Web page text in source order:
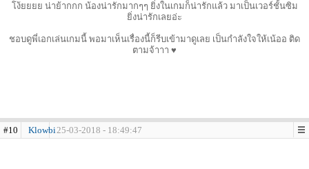
โง้ยยยย น่าย้ากกก น้องน่ารักมากๆๆ ยิ่งในเกมก็น่ารักแล้ว มาเป็นเวอร์ชั้นซิม
ยิ่งน่ารักเลยอ่ะ
ชอบดูพี่เอกเล่นเกมนี้ พอมาเห็นเรื่องนี้ก็รีบเข้ามาดูเลย เป็นกำลังใจให้เน้ออ ติด
ตามจ้าาา ♥
#10 Klowbi25-03-2018 - 18:49:47